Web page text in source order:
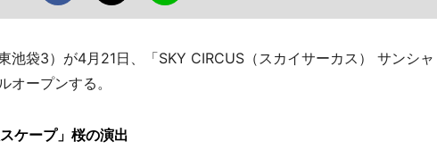
袋3）が4月21日、「SKY CIRCUS（スカイサーカス） サンシャ
ープンする。
ケープ」桜の演出